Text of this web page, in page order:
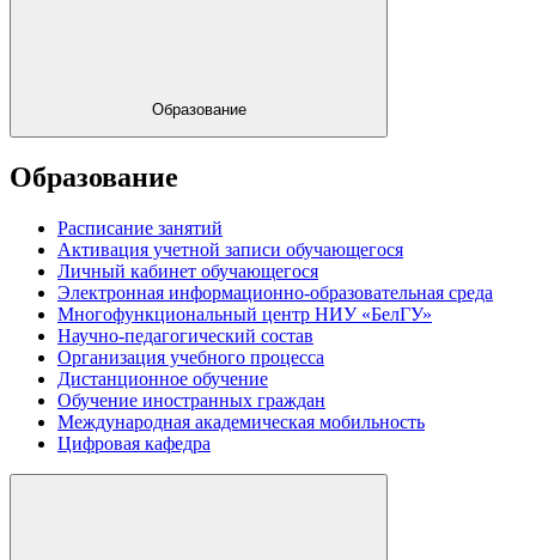
Образование
Образование
Расписание занятий
Активация учетной записи обучающегося
Личный кабинет обучающегося
Электронная информационно-образовательная среда
Многофункциональный центр НИУ «БелГУ»
Научно-педагогический состав
Организация учебного процесса
Дистанционное обучение
Обучение иностранных граждан
Международная академическая мобильность
Цифровая кафедра